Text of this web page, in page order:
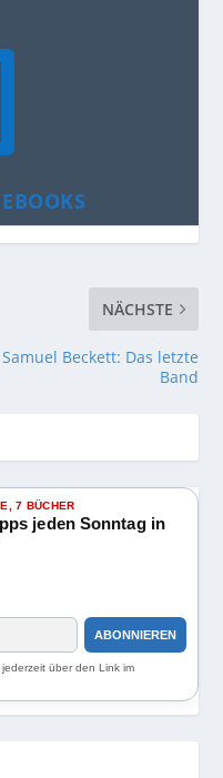
NÄCHSTE
Samuel Beckett: Das letzte
Band
7 BÜCHER
jeden Sonntag in
ABONNIEREN
über den Link im